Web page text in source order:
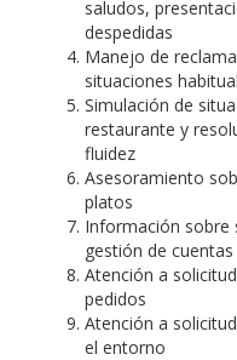
saludos,
despedidas
Manejo de
situaciones
Simulación de
restaurante y
fluidez
Asesoramiento
platos
Información sobre
gestión de cuentas
Atención a
pedidos
Atención a
el entorno